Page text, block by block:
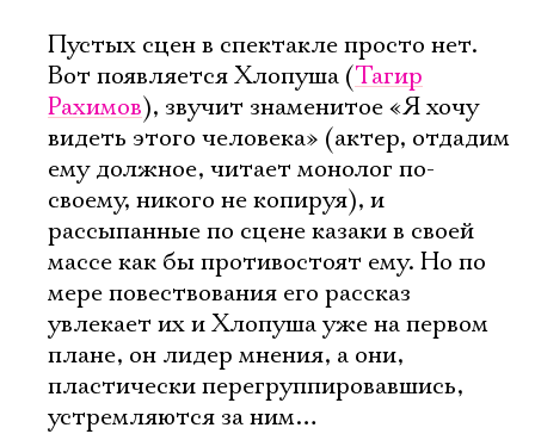
Пустых сцен в спектакле просто нет.
Вот появляется Хлопуша (Тагир
Рахимов), звучит знаменитое «Я хочу
видеть этого человека» (актер, отдадим
ему должное, читает монолог по-
своему, никого не копируя), и
рассыпанные по сцене казаки в своей
массе как бы противостоят ему. Но по
мере повествования его рассказ
увлекает их и Хлопуша уже на первом
плане, он лидер мнения, а они,
пластически перегруппировавшись,
устремляются за ним…